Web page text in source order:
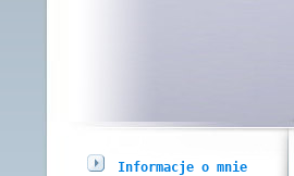
Informacje o mnie